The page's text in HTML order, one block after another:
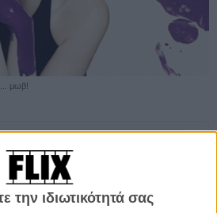
την ιδιωτικότητά σας
μωβ!
Google